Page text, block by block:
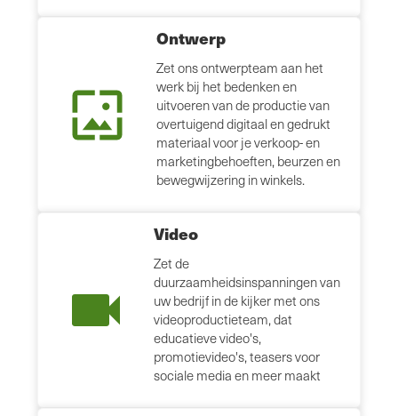
Ontwerp
Zet ons ontwerpteam aan het
werk bij het bedenken en
uitvoeren van de productie van
overtuigend digitaal en gedrukt
materiaal voor je verkoop- en
marketingbehoeften, beurzen en
bewegwijzering in winkels.
Video
Zet de
duurzaamheidsinspanningen van
uw bedrijf in de kijker met ons
videoproductieteam, dat
educatieve video's,
promotievideo's, teasers voor
sociale media en meer maakt